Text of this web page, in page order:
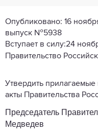
Опубликовано: 16
выпуск №5938
Вступает в силу:24
Правительство
Утвердить
акты Правительства
Председатель
Медведев